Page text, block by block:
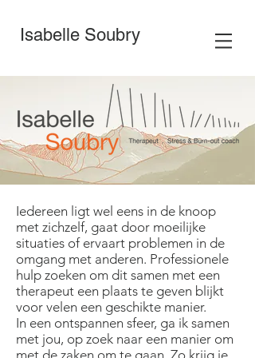
Isabelle Soubry
Iedereen ligt wel eens in de knoop
met zichzelf, gaat door moeilijke
situaties of ervaart problemen in de
omgang met anderen. Professionele
hulp zoeken om dit samen met een
therapeut een plaats te geven blijkt
voor velen een geschikte manier.
In een ontspannen sfeer, ga ik samen
met jou, op zoek naar een manier om
met de zaken om te gaan. Zo krijg je